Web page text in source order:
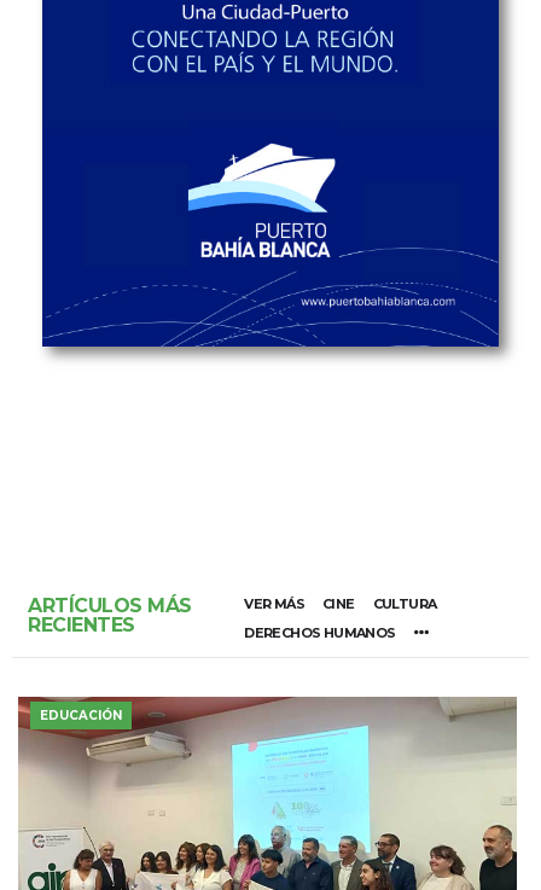
ARTÍCULOS MÁS
RECIENTES
VER MÁS CINE
CULTURA
DERECHOS HUMANOS
EDUCACIÓN